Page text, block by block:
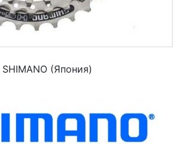
SHIMANO (Япония)